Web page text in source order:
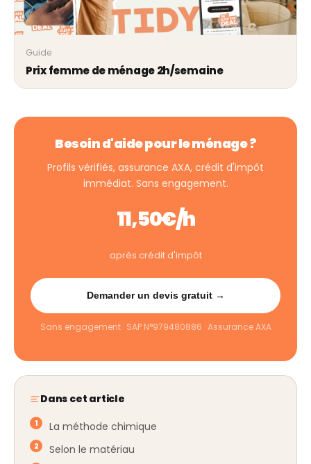
Guide
Prix femme de ménage 2h/semaine
Besoin d'aide pour le ménage ?
Profils vérifiés, assurance AXA, crédit d'impôt
immédiat. Sans engagement.
11,50€/h
après crédit d'impôt
Demander un devis gratuit →
Sans engagement · SAP N°979480886 · Assurance AXA
Dans cet article
La méthode chimique
Selon le matériau